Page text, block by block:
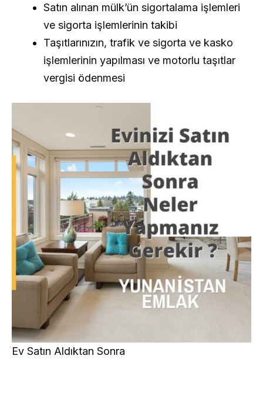
Satın alınan mülk’ün sigortalama işlemleri
ve sigorta işlemlerinin takibi
Taşıtlarınızın, trafik ve sigorta ve kasko
işlemlerinin yapılması ve motorlu taşıtlar
vergisi ödenmesi
Ev Satın Aldıktan Sonra